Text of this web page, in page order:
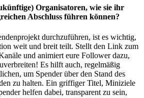
Organisatoren, wie sie ihr
Abschluss führen können?
durchzuführen, ist es wichtig,
weit und breit teilt. Stellt den Link zum
und animiert eure Follower dazu,
Es hilft auch, regelmäßig
um Spender über den Stand des
zu halten. Ein griffiger Titel, Miniziele
helfen dabei, transparent zu sein,